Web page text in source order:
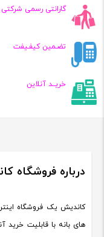
گارانتی رسمی شرکتی
تضـمین کیفـیفت
خریــد آنلاین
درباره فروشگاه
کاندیش یک فروشگاه
های بانه با قابلیت خرید